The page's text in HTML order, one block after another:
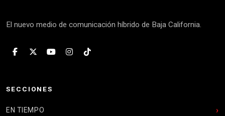
El nuevo medio de comunicación híbrido de Baja California.
SECCIONES
EN TIEMPO